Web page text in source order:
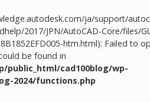
ja/support/
2017/JPN/AutoCAD-Core/files/
htm.html): Failed to
be found in
public_html/cad100blog/wp-
2024/functions.php